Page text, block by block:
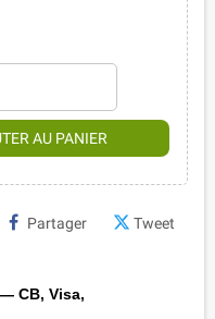
AU PANIER
Partager Tweet
CB, Visa,